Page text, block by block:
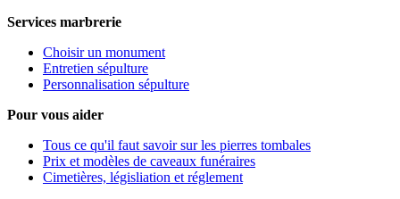
Services marbrerie
Choisir un monument
Entretien sépulture
Personnalisation sépulture
Pour vous aider
Tous ce qu'il faut savoir sur les pierres tombales
Prix et modèles de caveaux funéraires
Cimetières, législiation et réglement